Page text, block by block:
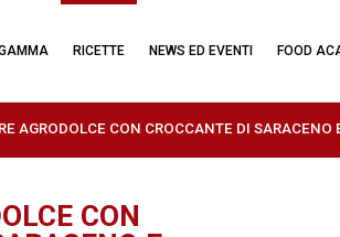
RICETTE NEWS ED EVENTI FOOD
AGRODOLCE CON CROCCANTE DI
CON